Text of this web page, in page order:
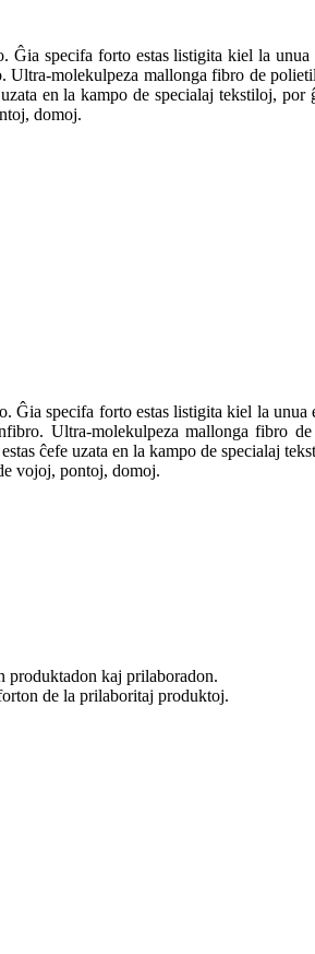
specifa forto estas listigita kiel la
molekulpeza mallonga fibro de
en la kampo de specialaj tekstiloj,
domoj.
specifa forto estas listigita kiel la
Ultra-molekulpeza mallonga fibro
ĉefe uzata en la kampo de specialaj
vojoj, pontoj, domoj.
produktadon kaj prilaboradon.
de la prilaboritaj produktoj.